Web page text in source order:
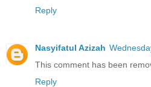
Reply
Nasyifatul Azizah
This comment has been
Reply